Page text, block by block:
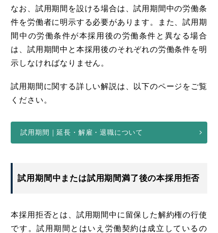
なお、試用期間を設ける場合は、試用期間中の労働条
件を労働者に明示する必要があります。また、試用期
間中の労働条件が本採用後の労働条件と異なる場合
は、試用期間中と本採用後のそれぞれの労働条件を明
示しなければなりません。
試用期間に関する詳しい解説は、以下のページをご覧
ください。
試用期間｜延長・解雇・退職について
試用期間中または試用期間満了後の本採用拒否
本採用拒否とは、試用期間中に留保した解約権の行使
です。試用期間とはいえ労働契約は成立しているの